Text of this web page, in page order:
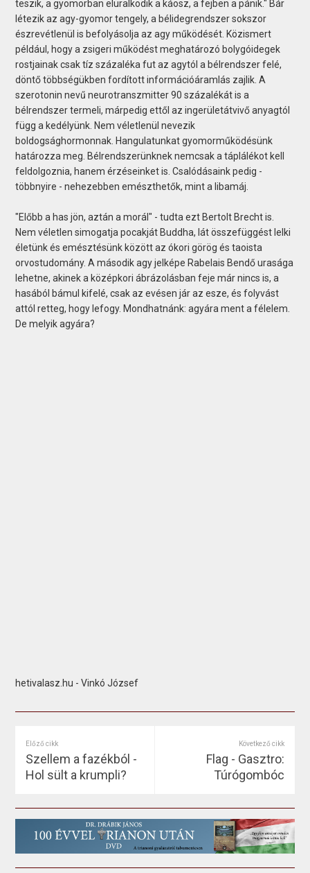
teszik, a gyomorban eluralkodik a káosz, a fejben a pánik." Bár
létezik az agy-gyomor tengely, a bélidegrendszer sokszor
észrevétlenül is befolyásolja az agy működését. Közismert
például, hogy a zsigeri működést meghatározó bolygóidegek
rostjainak csak tíz százaléka fut az agytól a bélrendszer felé,
döntő többségükben fordított információáramlás zajlik. A
szerotonin nevű neurotranszmitter 90 százalékát is a
bélrendszer termeli, márpedig ettől az ingerületátvivő anyagtól
függ a kedélyünk. Nem véletlenül nevezik
boldogsághormonnak. Hangulatunkat gyomorműködésünk
határozza meg. Bélrendszerünknek nemcsak a táplálékot kell
feldolgoznia, hanem érzéseinket is. Csalódásaink pedig -
többnyire - nehezebben emészthetők, mint a libamáj.
"Előbb a has jön, aztán a morál" - tudta ezt Bertolt Brecht is.
Nem véletlen simogatja pocakját Buddha, lát összefüggést lelki
életünk és emésztésünk között az ókori görög és taoista
orvostudomány. A második agy jelképe Rabelais Bendő urasága
lehetne, akinek a középkori ábrázolásban feje már nincs is, a
hasából bámul kifelé, csak az evésen jár az esze, és folyvást
attól retteg, hogy lefogy. Mondhatnánk: agyára ment a félelem.
De melyik agyára?
hetivalasz.hu - Vinkó József
Előző cikk
Szellem a fazékból -
Hol sült a krumpli?
Következő cikk
Flag - Gasztro:
Túrógombóc